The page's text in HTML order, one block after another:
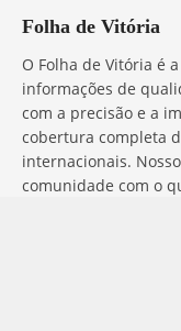
Folha de Vitória
O Folha de Vitória é
informações de
com a precisão e a
cobertura completa
internacionais.
comunidade com o